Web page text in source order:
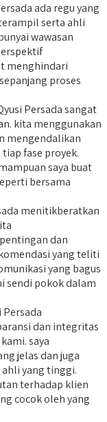
ada regu yang
serta ahli
wawasan
menghindari
proses
Persada sangat
kita menggunakan
mengendalikan
fase proyek.
saya buat
bersama
menitikberatkan
dan
yang teliti
yang bagus
sendi pokok dalam
Persada
dan integritas
saya
jelas dan juga
yang tinggi.
terhadap klien
cocok oleh yang